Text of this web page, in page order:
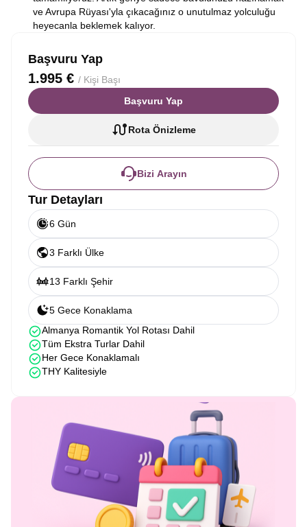
ve Avrupa Rüyası'yla çıkacağınız o unutulmaz yolculuğu
heyecanla beklemek kalıyor.
Başvuru Yap
1.995 € / Kişi Başı
Başvuru Yap
Rota Önizleme
Bizi Arayın
Tur Detayları
6 Gün
3 Farklı Ülke
13 Farklı Şehir
5 Gece Konaklama
Almanya Romantik Yol Rotası Dahil
Tüm Ekstra Turlar Dahil
Her Gece Konaklamalı
THY Kalitesiyle